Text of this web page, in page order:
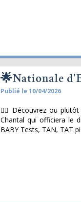
🌟Nationale
Publié le 10/04/2026
👨‍⚖ Découvrez ou
Chantal qui officiera le
BABY Tests, TAN, TAT